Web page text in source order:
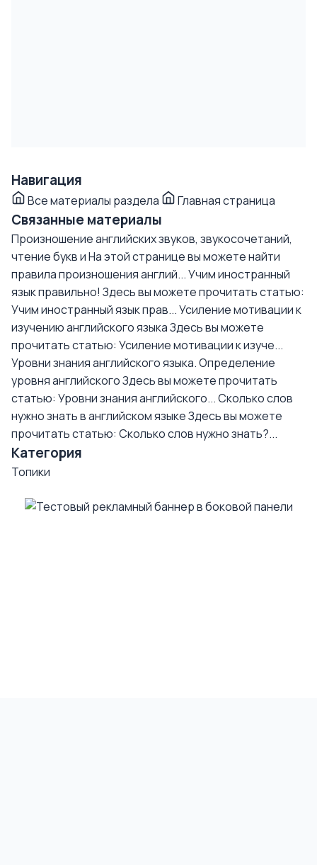
Навигация
Все материалы раздела Главная страница
Связанные материалы
Произношение английских звуков, звукосочетаний,
чтение букв иНа этой странице вы можете найти
правила произношения англий...Учим иностранный
язык правильно! Здесь вы можете прочитать статью:
Учим иностранный язык прав...Усиление мотивации к
изучению английского языкаЗдесь вы можете
прочитать статью: Усиление мотивации к изуче...
Уровни знания английского языка. Определение
уровня английскогоЗдесь вы можете прочитать
статью: Уровни знания английского...Сколько слов
нужно знать в английском языкеЗдесь вы можете
прочитать статью: Сколько слов нужно знать?...
Категория
Топики